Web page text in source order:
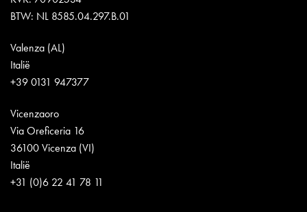
BTW: NL 8585.04.297.B.01
Valenza (AL)
Italië
+39 0131 947377
Vicenzaoro
Via Oreficeria 16
36100 Vicenza (VI)
Italië
+31 (0)6 22 41 78 11